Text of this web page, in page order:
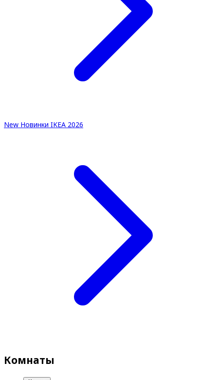
New Новинки IKEA 2026
Комнаты